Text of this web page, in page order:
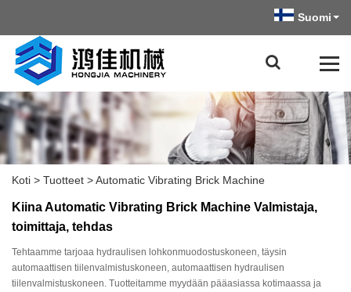
Suomi
Koti > Tuotteet >Automatic Vibrating Brick Machine
Kiina Automatic Vibrating Brick Machine Valmistaja,
toimittaja, tehdas
Tehtaamme tarjoaa hydraulisen lohkonmuodostuskoneen, täysin
automaattisen tiilenvalmistuskoneen, automaattisen hydraulisen
tiilenvalmistuskoneen. Tuotteitamme myydään pääasiassa kotimaassa ja